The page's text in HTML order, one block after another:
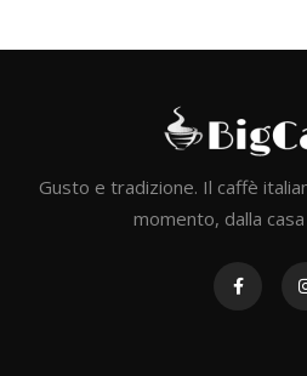
Gusto e tradizione. Il caffè
momento, dalla